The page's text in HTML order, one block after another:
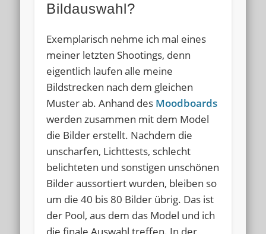
Bildauswahl?
Exemplarisch nehme ich mal eines
meiner letzten Shootings, denn
eigentlich laufen alle meine
Bildstrecken nach dem gleichen
Muster ab. Anhand des Moodboards
werden zusammen mit dem Model
die Bilder erstellt. Nachdem die
unscharfen, Lichttests, schlecht
belichteten und sonstigen unschönen
Bilder aussortiert wurden, bleiben so
um die 40 bis 80 Bilder übrig. Das ist
der Pool, aus dem das Model und ich